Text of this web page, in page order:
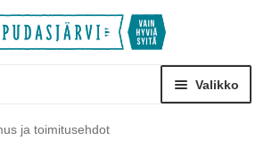
Siirry
Siirry
Valikko
ja toimitusehdot